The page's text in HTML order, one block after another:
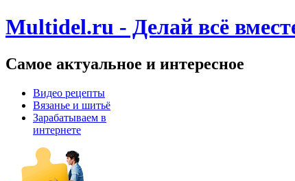
Multidel.ru - Делай всё
Самое актуальное и интересное
Видео рецепты
Вязанье и шитьё
Зарабатываем в
интернете